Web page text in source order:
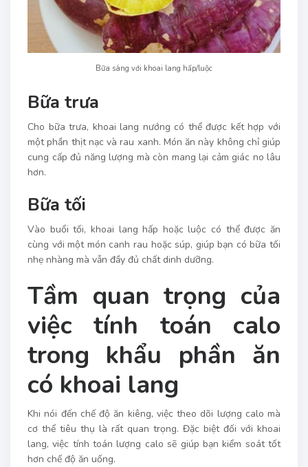
Bữa sáng với khoai lang hấp/luộc
Bữa trưa
Cho bữa trưa, khoai lang nướng có thể được kết hợp với
một phần thịt nạc và rau xanh. Món ăn này không chỉ giúp
cung cấp đủ năng lượng mà còn mang lại cảm giác no lâu
hơn.
Bữa tối
Vào buổi tối, khoai lang hấp hoặc luộc có thể được ăn
cùng với một món canh rau hoặc súp, giúp bạn có bữa tối
nhẹ nhàng mà vẫn đầy đủ chất dinh dưỡng.
Tầm quan trọng của
việc tính toán calo
trong khẩu phần ăn
có khoai lang
Khi nói đến chế độ ăn kiêng, việc theo dõi lượng calo mà
cơ thể tiêu thụ là rất quan trọng. Đặc biệt đối với khoai
lang, việc tính toán lượng calo sẽ giúp bạn kiểm soát tốt
hơn chế độ ăn uống.